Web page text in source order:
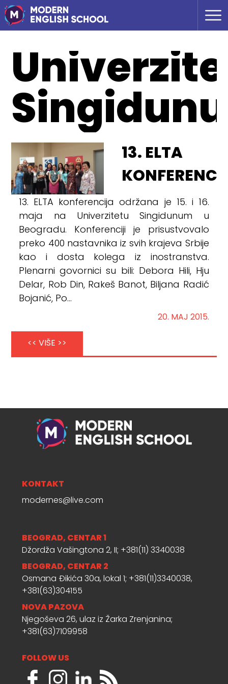
13. ELTA
13. ELTA konferencija održana je 15. i 16.
maja na Univerzitetu Singidunum u
Beogradu. Konferenciji je prisustvovalo
preko 400 nastavnika iz svih krajeva Srbije
kao i dosta kolega iz inostranstva.
Plenarni govornici su bili: Debora Hili, Hju
Delar, Rob Din, Rakeš Banot, Biljana Radić
Bojanić, Po...
20. MAJ 2015.
<< VIŠE >>
KONTAKT
modernes@live.com
BEOGRAD, CENTAR 1
Džordža Vašingtona 2, II; +381(11) 3340038
BEOGRAD, CENTAR 2
Osmana Đikića 30a, lokal 1; +381(11)3340038,
+381(63)304155
NOVA PAZOVA
Njegoševa 26, ulaz iz Žarka Zrenjanina;
+381(63)7109958
FOLLOW US